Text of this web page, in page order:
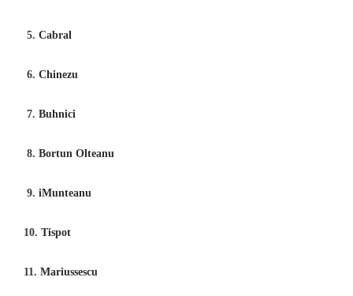
5. Cabral
6. Chinezu
7. Buhnici
8. Bortun Olteanu
9. iMunteanu
10. Tispot
11. Mariussescu